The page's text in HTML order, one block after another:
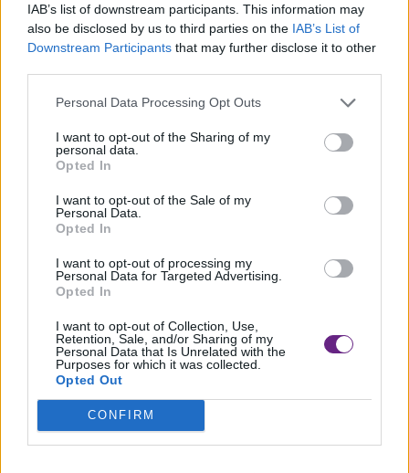
IAB’s list of downstream participants. This information may
also be disclosed by us to third parties on the IAB’s List of
Downstream Participants that may further disclose it to other
Personal Data Processing Opt Outs
I want to opt-out of the Sharing of my
personal data.
Opted In
I want to opt-out of the Sale of my
Personal Data.
Opted In
I want to opt-out of processing my
Personal Data for Targeted Advertising.
Opted In
I want to opt-out of Collection, Use,
Retention, Sale, and/or Sharing of my
Personal Data that Is Unrelated with the
Purposes for which it was collected.
Opted Out
CONFIRM
Al via l’anteprima del Festival della Robotica
Entra nel vivo il Festival della Robotica, edizione 2024, con due
CARRARA